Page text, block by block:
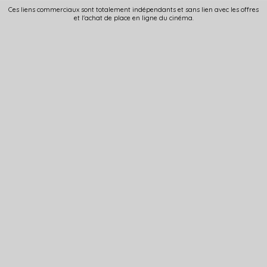
Ces liens commerciaux sont totalement indépendants et sans lien avec les offres
et l'achat de place en ligne du cinéma.